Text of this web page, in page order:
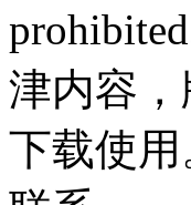
津内容
下载使